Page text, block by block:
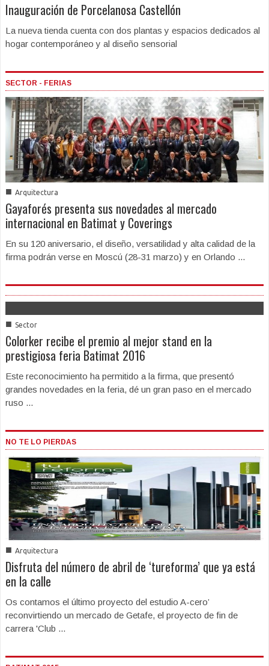
Inauguración de Porcelanosa Castellón
La nueva tienda cuenta con dos plantas y espacios dedicados al
hogar contemporáneo y al diseño sensorial
SECTOR - FERIAS
■ Arquitectura
Gayaforés presenta sus novedades al mercado
internacional en Batimat y Coverings
En su 120 aniversario, el diseño, versatilidad y alta calidad de la
firma podrán verse en Moscú (28-31 marzo) y en Orlando ...
■ Sector
Colorker recibe el premio al mejor stand en la
prestigiosa feria Batimat 2016
Este reconocimiento ha permitido a la firma, que presentó
grandes novedades en la feria, dé un gran paso en el mercado
ruso ...
NO TE LO PIERDAS
■ Arquitectura
Disfruta del número de abril de ‘tureforma’ que ya está
en la calle
Os contamos el último proyecto del estudio A-cero’
reconvirtiendo un mercado de Getafe, el proyecto de fin de
carrera 'Club ...